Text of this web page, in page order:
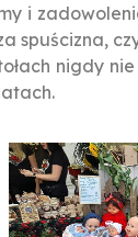
i
spuścizna,
nigdy